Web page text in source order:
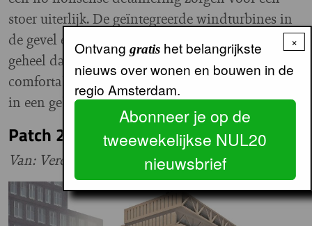
stoer uiterlijk. De geïntegreerde windturbines in
de gevel en het hoge dak met bomen geven het
geheel daarbij een speelse touch. Kortom,
comfortabel en energiezuinig werken en wonen
in een gebouw met een tijdloze uitstraling.
Patch 22
Van: Vereniging Lemniskade
×
Ontvang gratishet belangrijkste
nieuws over wonen en bouwen in de
regio Amsterdam.
Abonneer je op de
tweewekelijkse NUL20
nieuwsbrief